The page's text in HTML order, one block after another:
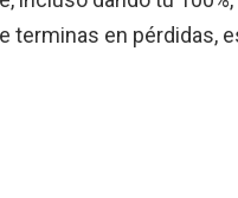
terminas en pérdidas,